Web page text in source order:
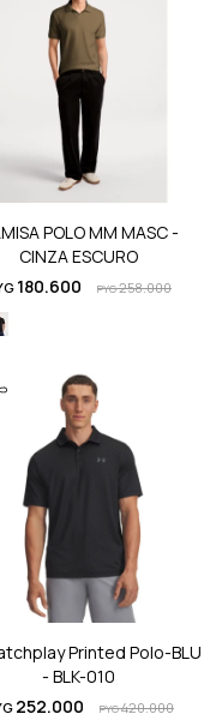
POLO MM MASC -
CINZA ESCURO
180.600 PYG258.000
Printed Polo-BLU
- BLK-010
252.000 PYG420.000